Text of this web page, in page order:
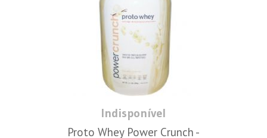
Indisponível
Proto Whey Power Crunch -